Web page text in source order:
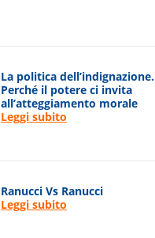
La politica dell’indignazione.
Perché il potere ci invita
all’atteggiamento morale
Leggi subito
Ranucci Vs Ranucci
Leggi subito